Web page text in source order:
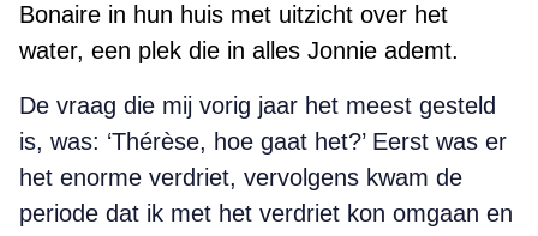
Bonaire in hun huis met uitzicht over het
water, een plek die in alles Jonnie ademt.
De vraag die mij vorig jaar het meest gesteld
is, was: ‘Thérèse, hoe gaat het?’ Eerst was er
het enorme verdriet, vervolgens kwam de
periode dat ik met het verdriet kon omgaan en